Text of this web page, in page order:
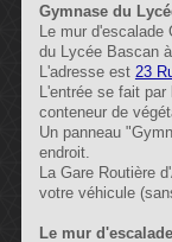
Gymnase du
Le mur
du Lycée Bascan
L'adresse est 23
L'entrée se fait
conteneur de
Un panneau
endroit.
La Gare Routière
votre véhicule
Le mur d'escalade